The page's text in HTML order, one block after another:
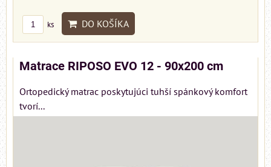
ks DO KOŠÍKA
Matrace RIPOSO EVO 12 - 90x200 cm
Ortopedický matrac poskytujúci tuhší spánkový komfort
tvorí...